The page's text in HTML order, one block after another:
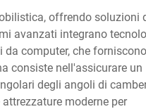
offrendo soluzioni
avanzati integrano
computer, che forniscono
consiste nell'assicurare un
degli angoli di
moderne per